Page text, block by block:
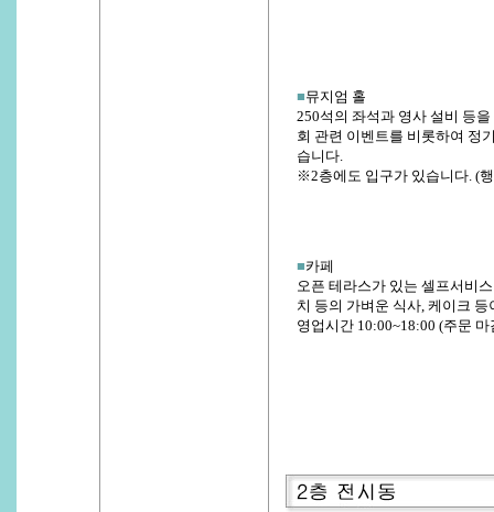
■뮤지엄 홀
250석의 좌석과 영사 설비 등
회 관련 이벤트를 비롯하여 정
습니다.
※2층에도 입구가 있습니다. (
■카페
오픈 테라스가 있는 셀프서비
치 등의 가벼운 식사, 케이크
영업시간 10:00~18:00 (주문 마